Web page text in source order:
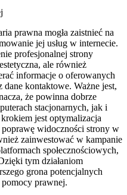
prawna mogła zaistnieć na
jej usług w internecie.
profesjonalnej strony
ale również
informacje o oferowanych
kontaktowe. Ważne jest,
że powinna dobrze
stacjonarnych, jak i
jest optymalizacja
poprawę widoczności strony w
zainwestować w kampanie
społecznościowych,
tym działaniom
grona potencjalnych
prawnej.